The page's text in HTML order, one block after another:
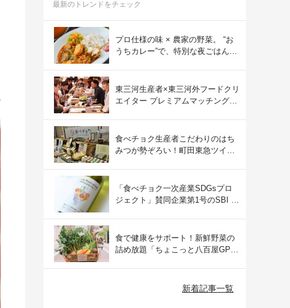
最新のトレンドをチェック
プロ仕様の味 × 農家の野菜。 “お
うちカレー”で、特別な夜ごはん
東三河生産者×東三河外フードクリ
エイター プレミアムマッチング会
食べチョク生産者こだわりのはち
みつが勢ぞろい！町田東急ツイン
「食べチョク一次産業SDGsプロ
ジェクト」賛同企業第1号のSBI F
食で健康をサポート！新鮮野菜の
詰め放題「ちょこっと八百屋GP
新着記事一覧